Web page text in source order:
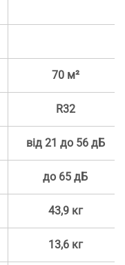
70 м²
R32
від 21 до 56 дБ
до 65 дБ
43,9 кг
13,6 кг